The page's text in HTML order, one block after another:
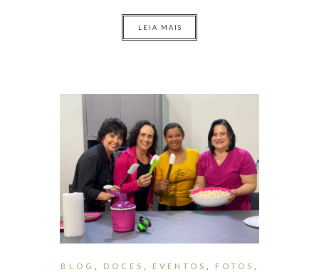
LEIA MAIS
BLOG DOCES EVENTOS FOTOS